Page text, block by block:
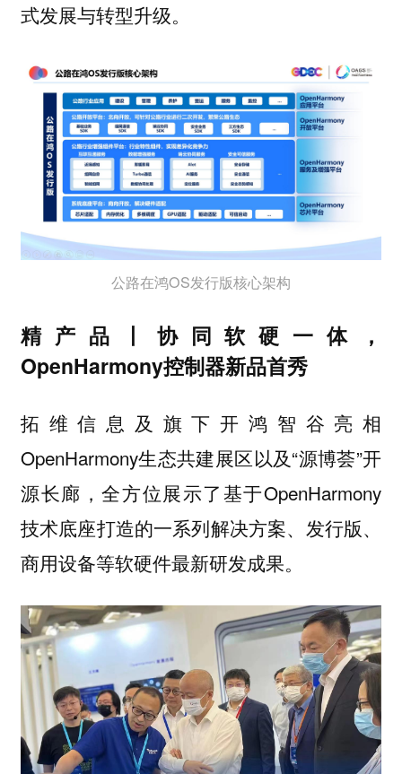
式发展与转型升级。
公路在鸿OS发行版核心架构
精产品丨协同软硬一体，
OpenHarmony控制器新品首秀
拓维信息及旗下开鸿智谷亮相
OpenHarmony生态共建展区以及“源博荟”开
源长廊，全方位展示了基于OpenHarmony
技术底座打造的一系列解决方案、发行版、
商用设备等软硬件最新研发成果。